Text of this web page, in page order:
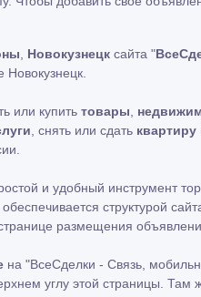
Новокузнецк сайта "
Новокузнецк.
или купить товары
, снять или сдать квартиру
и удобный инструмент
структурой
размещения
на "ВсеСделки - Связь,
углу этой страницы. Там